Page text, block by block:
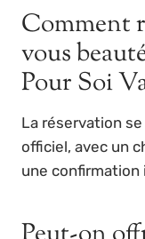
Comment
vous
Pour Soi
La réservation
officiel, avec un
une confirmation